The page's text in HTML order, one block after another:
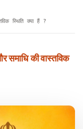
स्थिति क्या हैं ?
समाधि की वास्तविक